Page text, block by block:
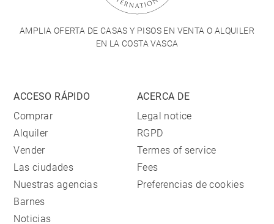
AMPLIA OFERTA DE CASAS Y PISOS EN VENTA O ALQUILER
EN LA COSTA VASCA
ACCESO RÁPIDO
Comprar
Alquiler
Vender
Las ciudades
Nuestras agencias
Barnes
Noticias
ACERCA DE
Legal notice
RGPD
Termes of service
Fees
Preferencias de cookies